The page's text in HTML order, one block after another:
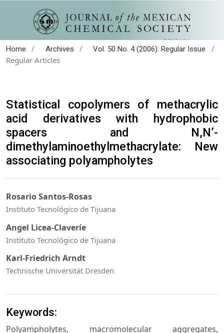
Home / Archives / Vol. 50 No. 4 (2006): Regular Issue
/
Regular Articles
Statistical copolymers of methacrylic
acid derivatives with hydrophobic
spacers and N,N’-
dimethylaminoethylmethacrylate: New
associating polyampholytes
Rosario Santos-Rosas
Instituto Tecnológico de Tijuana
Angel Licea-Claveríe
Instituto Tecnológico de Tijuana
Karl-Friedrich Arndt
Technische Universität Dresden
Keywords:
Polyampholytes, macromolecular aggregates,